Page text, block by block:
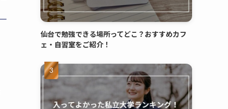
仙台で勉強できる場所ってどこ？おすすめカフ
ェ・自習室をご紹介！